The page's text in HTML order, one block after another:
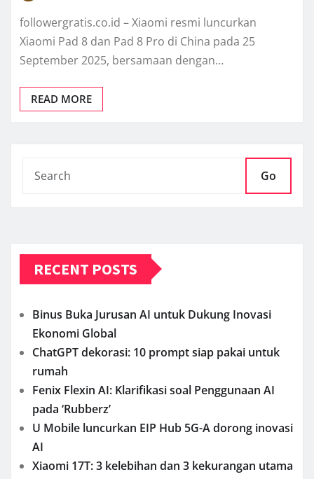
followergratis.co.id – Xiaomi resmi luncurkan
Xiaomi Pad 8 dan Pad 8 Pro di China pada 25
September 2025, bersamaan dengan…
READ MORE
Go
RECENT POSTS
Binus Buka Jurusan AI untuk Dukung Inovasi
Ekonomi Global
ChatGPT dekorasi: 10 prompt siap pakai untuk
rumah
Fenix Flexin AI: Klarifikasi soal Penggunaan AI
pada ‘Rubberz’
U Mobile luncurkan EIP Hub 5G-A dorong inovasi
AI
Xiaomi 17T: 3 kelebihan dan 3 kekurangan utama